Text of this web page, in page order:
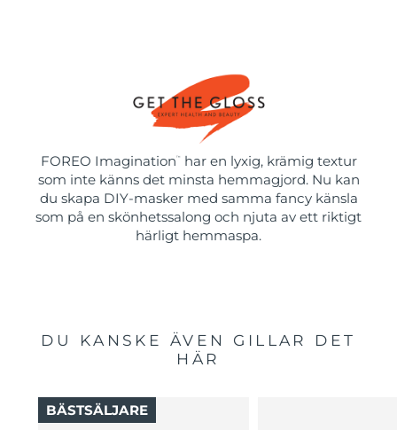
FOREO Imagination ™
har en lyxig, krämig textur
som inte känns det minsta hemmagjord. Nu kan
du skapa DIY-masker med samma fancy känsla
som på en skönhetssalong och njuta av ett riktigt
härligt hemmaspa.
DU KANSKE ÄVEN GILLAR DET
HÄR
BÄSTSÄLJARE